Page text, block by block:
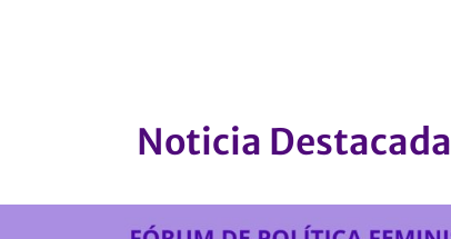
Noticia Destacada